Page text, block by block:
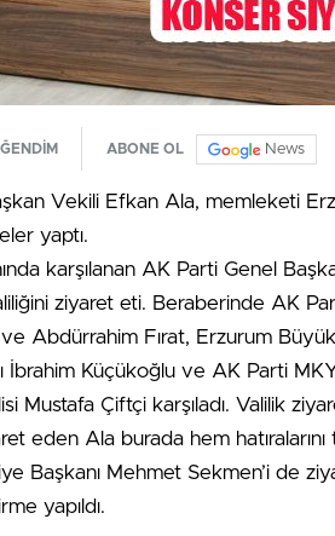
ABONE OL News
Vekili Efkan Ala, memleketi
yaptı.
karşılanan AK Parti Genel
ziyaret eti. Beraberinde AK
Abdürrahim Fırat, Erzurum
İbrahim Küçükoğlu ve AK Parti
Mustafa Çiftçi karşıladı. Valilik
eden Ala burada hem
Başkanı Mehmet Sekmen’i de
yapıldı.